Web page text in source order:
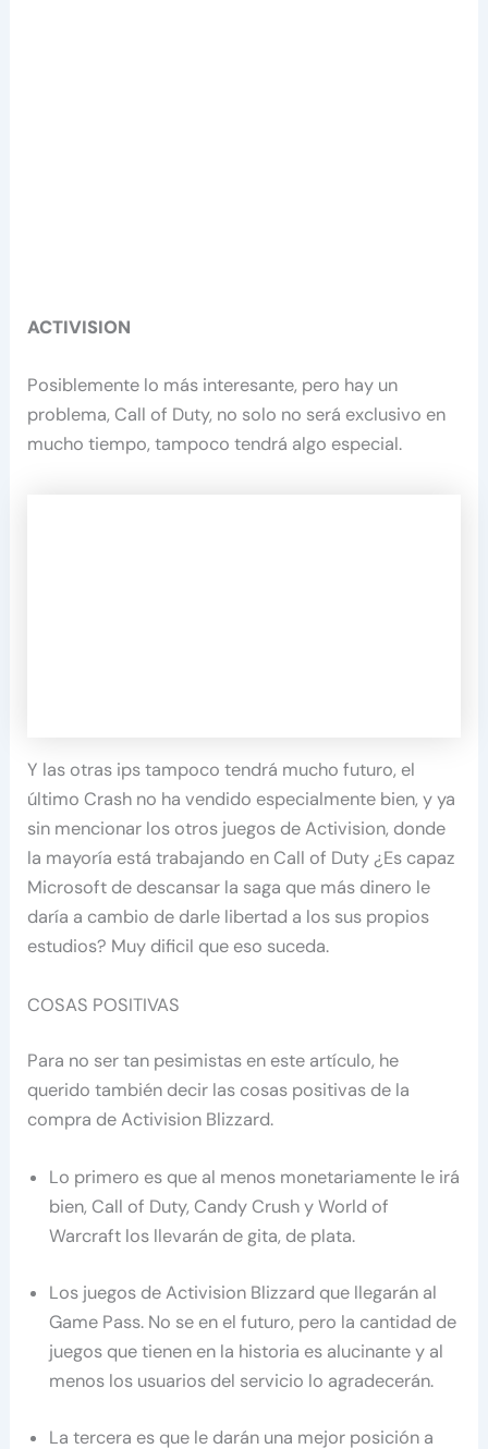
ACTIVISION
Posiblemente lo más interesante, pero hay un
problema, Call of Duty, no solo no será exclusivo en
mucho tiempo, tampoco tendrá algo especial.
Y las otras ips tampoco tendrá mucho futuro, el
último Crash no ha vendido especialmente bien, y ya
sin mencionar los otros juegos de Activision, donde
la mayoría está trabajando en Call of Duty ¿Es capaz
Microsoft de descansar la saga que más dinero le
daría a cambio de darle libertad a los sus propios
estudios? Muy dificil que eso suceda.
COSAS POSITIVAS
Para no ser tan pesimistas en este artículo, he
querido también decir las cosas positivas de la
compra de Activision Blizzard.
Lo primero es que al menos monetariamente le irá
bien, Call of Duty, Candy Crush y World of
Warcraft los llevarán de gita, de plata.
Los juegos de Activision Blizzard que llegarán al
Game Pass. No se en el futuro, pero la cantidad de
juegos que tienen en la historia es alucinante y al
menos los usuarios del servicio lo agradecerán.
La tercera es que le darán una mejor posición a